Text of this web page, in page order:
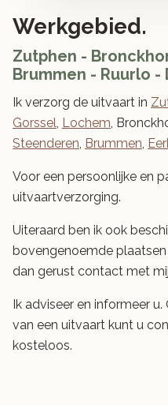
Werkgebied.
Zutphen -
Brummen - Ruurlo -
Ik verzorg de uitvaart in
Gorssel, Lochem,
Steenderen, Brummen,
Voor een persoonlijke en
uitvaartverzorging.
Uiteraard ben ik ook
bovengenoemde
dan gerust contact met
Ik adviseer en informeer
van een uitvaart kunt u
kosteloos.